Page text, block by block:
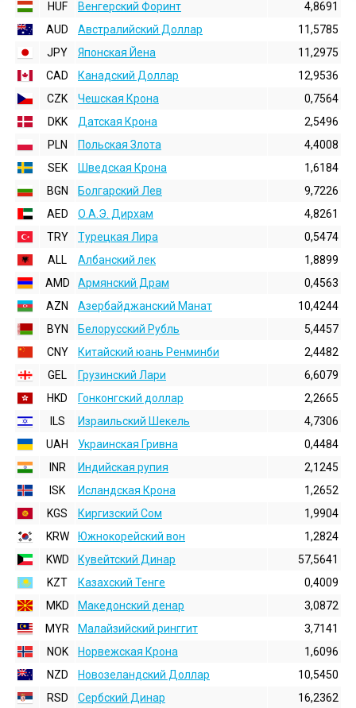
HUF
Венгерский Форинт
4,8691
AUD
Австралийский Доллар
11,5785
JPY
Японская Йена
11,2975
CAD
Канадский Доллар
12,9536
CZK
Чешская Крона
0,7564
DKK
Датская Крона
2,5496
PLN
Польская Злота
4,4008
SEK
Шведская Крона
1,6184
BGN
Болгарский Лев
9,7226
AED
О.А.Э. Дирхам
4,8261
TRY
Турецкая Лира
0,5474
ALL
Албанский лек
1,8899
AMD
Армянский Драм
0,4563
AZN
Азербайджанский Манат
10,4244
BYN
Белорусский Рубль
5,4457
CNY
Китайский юань Ренминби
2,4482
GEL
Грузинский Лари
6,6079
HKD
Гонконгский доллаp
2,2665
ILS
Израильский Шекель
4,7306
UAH
Украинская Гривна
0,4484
INR
Индийская pупия
2,1245
ISK
Исландская Крона
1,2652
KGS
Киргизский Сом
1,9904
KRW
Южнокорейский вон
1,2824
KWD
Кувейтский Динар
57,5641
KZT
Казахский Тенге
0,4009
MKD
Македонский денар
3,0872
MYR
Малайзийский ринггит
3,7141
NOK
Норвежская Крона
1,6096
NZD
Новозеландский Доллар
10,5450
RSD
Сербский Динар
16,2362